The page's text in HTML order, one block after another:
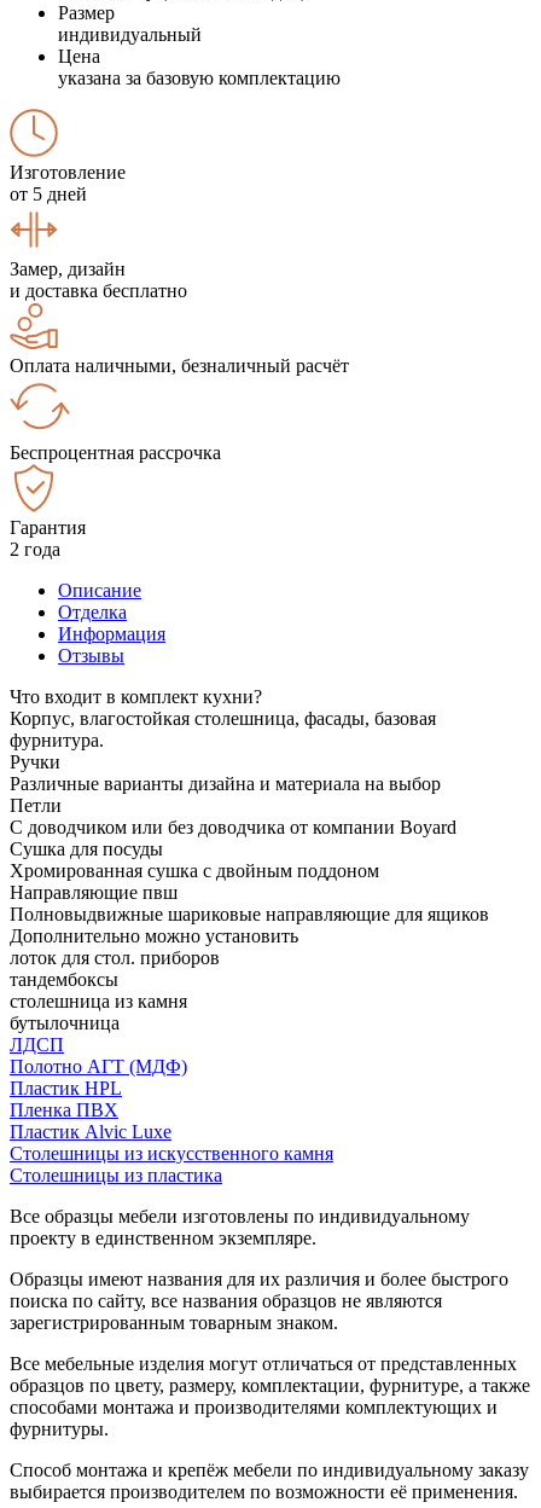
Размер
индивидуальный
Цена
указана за базовую комплектацию
Изготовление
от 5 дней
Замер, дизайн
и доставка бесплатно
Оплата наличными, безналичный расчёт
Беспроцентная рассрочка
Гарантия
2 года
Описание
Отделка
Информация
Отзывы
Что входит в комплект кухни?
Корпус, влагостойкая столешница, фасады, базовая
фурнитура.
Ручки
Различные варианты дизайна и материала на выбор
Петли
С доводчиком или без доводчика от компании Boyard
Сушка для посуды
Хромированная сушка с двойным поддоном
Направляющие пвш
Полновыдвижные шариковые направляющие для ящиков
Дополнительно можно установить
лоток для стол. приборов
тандембоксы
столешница из камня
бутылочница
ЛДСП
Полотно АГТ (МДФ)
Пластик HPL
Пленка ПВХ
Пластик Alvic Luxe
Столешницы из искусственного камня
Столешницы из пластика
Все образцы мебели изготовлены по индивидуальному
проекту в единственном экземпляре.
Образцы имеют названия для их различия и более быстрого
поиска по сайту, все названия образцов не являются
зарегистрированным товарным знаком.
Все мебельные изделия могут отличаться от представленных
образцов по цвету, размеру, комплектации, фурнитуре, а также
способами монтажа и производителями комплектующих и
фурнитуры.
Способ монтажа и крепёж мебели по индивидуальному заказу
выбирается производителем по возможности её применения.